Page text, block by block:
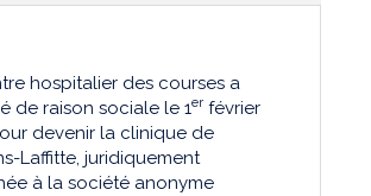
hospitalier des courses a
de raison sociale le 1er février
devenir la clinique de
Laffitte, juridiquement
à la société anonyme